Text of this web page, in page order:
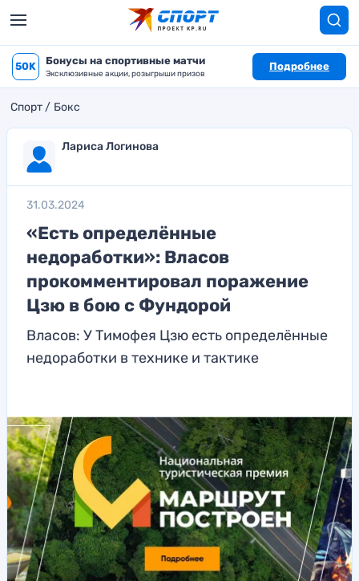
50K Бонусы на спортивные матчи
Эксклюзивные акции, розыгрыши призов
Подробнее
Спорт Бокс
Лариса Логинова
31.03.2024
«Есть определённые
недоработки»: Власов
прокомментировал поражение
Цзю в бою с Фундорой
Власов: У Тимофея Цзю есть определённые
недоработки в технике и тактике